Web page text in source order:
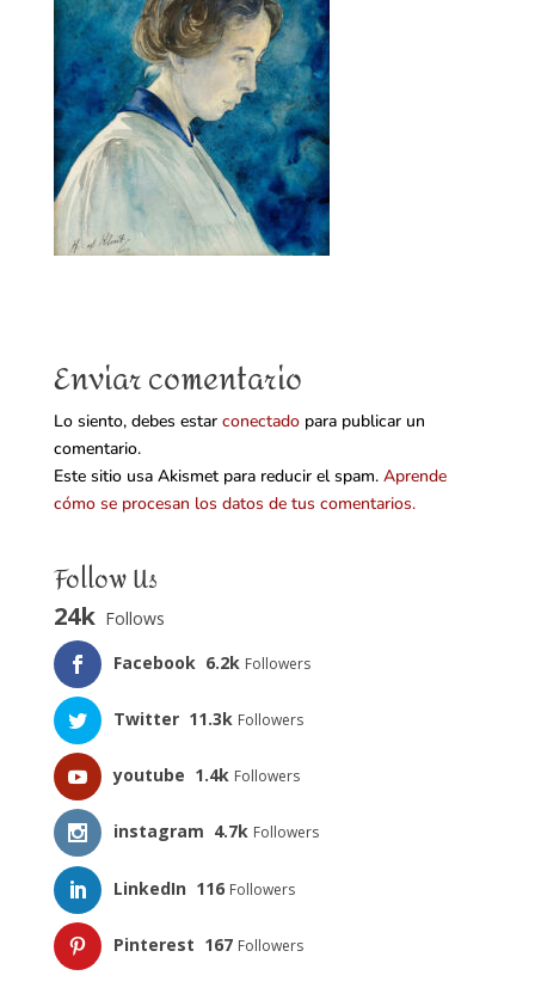
Enviar comentario
Lo siento, debes estar conectadopara publicar un
comentario.
Este sitio usa Akismet para reducir el spam. Aprende
cómo se procesan los datos de tus comentarios.
Follow Us
24k Follows
Facebook 6.2k Followers
Twitter 11.3k Followers
youtube 1.4k Followers
instagram 4.7k Followers
LinkedIn 116 Followers
Pinterest 167 Followers